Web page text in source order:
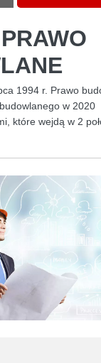
1994 r. Prawo
w 2020
które wejdą w 2